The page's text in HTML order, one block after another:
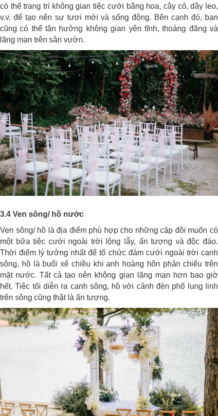
có thể trang trí không gian tiệc cưới bằng hoa, cây cỏ, dây leo,
v.v. để tạo nên sự tươi mới và sống động. Bên cạnh đó, bạn
cũng có thể tận hưởng không gian yên tĩnh, thoáng đãng và
lãng mạn trên sân vườn.
3.4 Ven sông/ hồ nước
Ven sông/ hồ là địa điểm phù hợp cho những cặp đôi muốn có
một bữa tiệc cưới ngoài trời lộng lẫy, ấn tượng và độc đáo.
Thời điểm lý tưởng nhất để tổ chức đám cưới ngoài trời cạnh
sông, hồ là buổi xế chiều khi anh hoàng hôn phản chiếu trên
mặt nước. Tất cả tạo nên không gian lãng mạn hơn bao giờ
hết. Tiệc tối diễn ra cạnh sông, hồ với cảnh đèn phố lung linh
trên sông cũng thật là ấn tượng.